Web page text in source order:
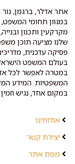
אתר אדלר, ברגמן,
במגוון תחומי
מקרקעין ותכנון
שלנו מציעה תוכן
פסיקה עדכנית,
בעולם המשפט
במטרה לאפשר לכל אדם
המשפטיות. המידע
במקום אחד, נגיש
אודותינו
יצירת קשר
מפת אתר